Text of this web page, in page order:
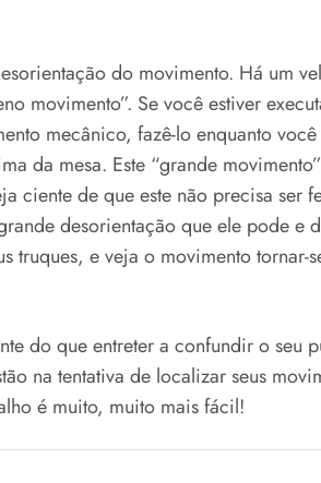
do movimento. Há um
movimento”. Se você estiver
mecânico, fazê-lo enquanto
da mesa. Este “grande
ciente de que este não precisa ser
desorientação que ele pode e
truques, e veja o movimento tornar-
do que entreter a confundir o seu
na tentativa de localizar seus
é muito, muito mais fácil!